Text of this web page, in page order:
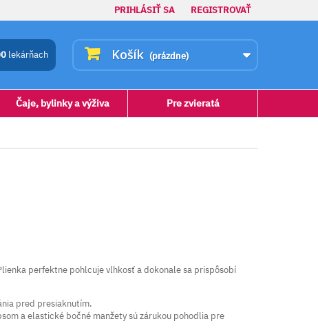
PRIHLÁSIŤ SA REGISTROVAŤ
Košík (prázdne)
lekárňach
Čaje, bylinky a výživa Pre zvieratá
perfektne pohlcuje vlhkosť a dokonale sa prispôsobí
pred presiaknutím.
a elastické bočné manžety sú zárukou pohodlia pre